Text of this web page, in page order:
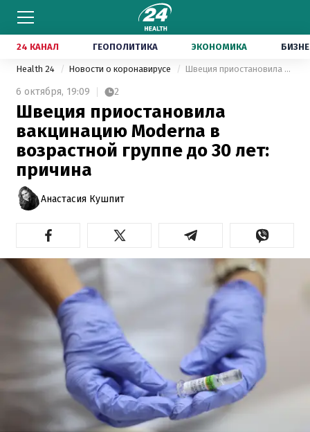
24 КАНАЛ ГЕОПОЛИТИКА ЭКОНОМИКА
Health 24 Новости о коронавирусе Швеция приостановила вакцинацию Moderna в возрастной группе до 30 лет: причина
6 октября, 19:09 2
Швеция приостановила
вакцинацию Moderna в
возрастной группе до 30 лет:
причина
Анастасия Кушпит